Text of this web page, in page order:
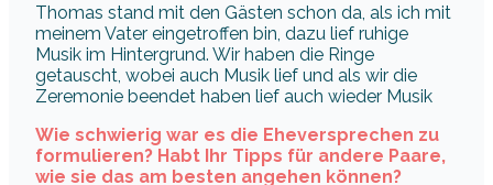
Thomas stand mit den Gästen schon da, als ich mit
meinem Vater eingetroffen bin, dazu lief ruhige
Musik im Hintergrund. Wir haben die Ringe
getauscht, wobei auch Musik lief und als wir die
Zeremonie beendet haben lief auch wieder Musik
Wie schwierig war es die Eheversprechen zu
formulieren? Habt Ihr Tipps für andere Paare,
wie sie das am besten angehen können?